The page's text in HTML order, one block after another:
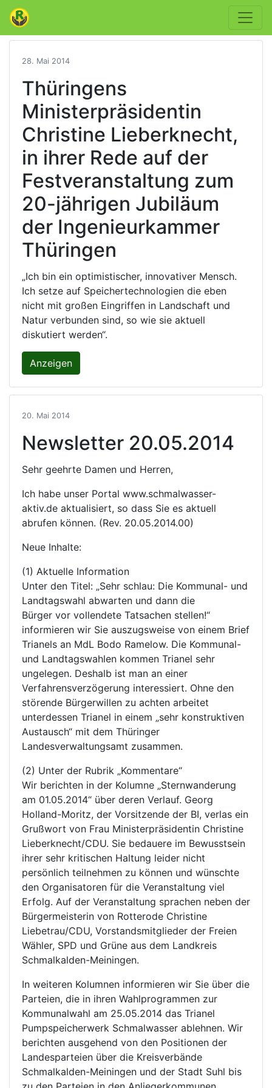
28. Mai 2014
Thüringens
Ministerpräsidentin
Christine Lieberknecht,
in ihrer Rede auf der
Festveranstaltung zum
20-jährigen Jubiläum
der Ingenieurkammer
Thüringen
„Ich bin ein optimistischer, innovativer Mensch.
Ich setze auf Speichertechnologien die eben
nicht mit großen Eingriffen in Landschaft und
Natur verbunden sind, so wie sie aktuell
diskutiert werden“.
Anzeigen
20. Mai 2014
Newsletter 20.05.2014
Sehr geehrte Damen und Herren,
Ich habe unser Portal www.schmalwasser-
aktiv.de aktualisiert, so dass Sie es aktuell
abrufen können. (Rev. 20.05.2014.00)
Neue Inhalte:
(1) Aktuelle Information
Unter den Titel: „Sehr schlau: Die Kommunal- und
Landtagswahl abwarten und dann die
Bürger vor vollendete Tatsachen stellen!“
informieren wir Sie auszugsweise von einem Brief
Trianels an MdL Bodo Ramelow. Die Kommunal-
und Landtagswahlen kommen Trianel sehr
ungelegen. Deshalb ist man an einer
Verfahrensverzögerung interessiert. Ohne den
störende Bürgerwillen zu achten arbeitet
unterdessen Trianel in einem „sehr konstruktiven
Austausch“ mit dem Thüringer
Landesverwaltungsamt zusammen.
(2) Unter der Rubrik „Kommentare“
Wir berichten in der Kolumne „Sternwanderung
am 01.05.2014“ über deren Verlauf. Georg
Holland-Moritz, der Vorsitzende der BI, verlas ein
Grußwort von Frau Ministerpräsidentin Christine
Lieberknecht/CDU. Sie bedauere im Bewusstsein
ihrer sehr kritischen Haltung leider nicht
persönlich teilnehmen zu können und wünschte
den Organisatoren für die Veranstaltung viel
Erfolg. Auf der Veranstaltung sprachen neben der
Bürgermeisterin von Rotterode Christine
Liebetrau/CDU, Vorstandsmitglieder der Freien
Wähler, SPD und Grüne aus dem Landkreis
Schmalkalden-Meiningen.
In weiteren Kolumnen informieren wir Sie über die
Parteien, die in ihren Wahlprogrammen zur
Kommunalwahl am 25.05.2014 das Trianel
Pumpspeicherwerk Schmalwasser ablehnen. Wir
berichten ausgehend von den Positionen der
Landesparteien über die Kreisverbände
Schmalkalden-Meiningen und der Stadt Suhl bis